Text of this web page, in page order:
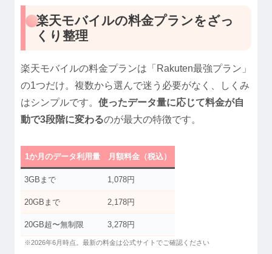
楽天モバイルの料金プランをざっ
くり整理
楽天モバイルの料金プランは「Rakuten最強プラン」
の1つだけ。複数から選んで迷う必要がなく、しくみ
はシンプルです。 使ったデータ量に応じて料金が自
動で3段階に変わるのが最大の特徴です。
1か月のデータ利用量 月額料金（税込）
3GBまで 1,078円
20GBまで 2,178円
20GB超〜無制限 3,278円
※2026年6月時点。最新の料金は公式サイトでご確認ください